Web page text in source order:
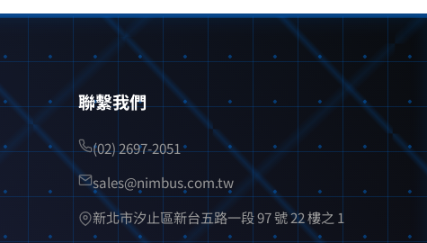
聯繫我們
(02) 2697-2051
sales@nimbus.com.tw
新北市汐止區新台五路一段 97 號 22 樓之 1